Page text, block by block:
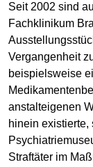
Seit 2002 sind
Fachklinikum
Vergangenheit
beispielsweise
anstalteigenen
hinein
Straftäter im